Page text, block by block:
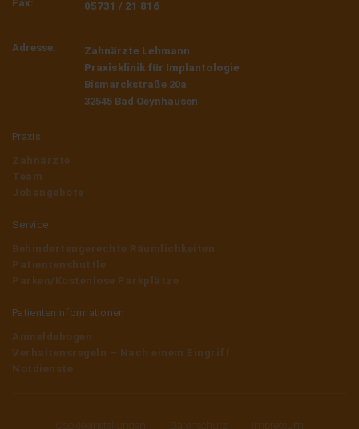
Fax:
05731 / 21 816
Adresse:
Zahnärzte Lehmann
Praxisklinik für Implantologie
Bismarckstraße 20a
32545 Bad Oeynhausen
Praxis
Zahnärzte
Team
Jobangebote
Service
Behindertengerechte Räumlichkeiten
Patientenshuttle
Parken/Kostenlose Parkplätze
Patienteninformationen
Anmeldebogen
Verhaltensregeln – Nach einem Eingriff
Notdienste
Cookieeinstellungen Datenschutz Impressum